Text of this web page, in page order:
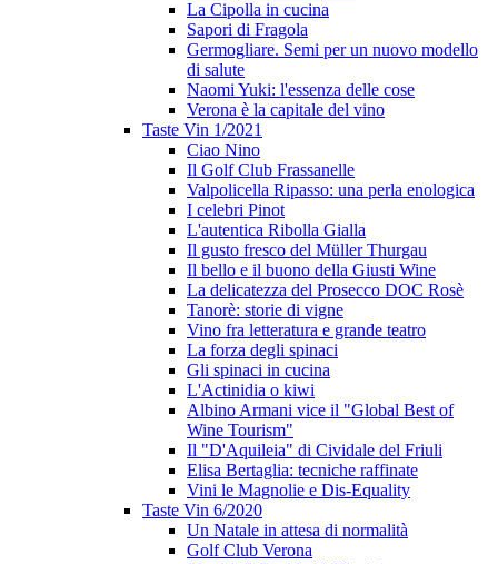
La Cipolla in cucina
Sapori di Fragola
Germogliare. Semi per un nuovo modello
di salute
Naomi Yuki: l'essenza delle cose
Verona è la capitale del vino
Taste Vin 1/2021
Ciao Nino
Il Golf Club Frassanelle
Valpolicella Ripasso: una perla enologica
I celebri Pinot
L'autentica Ribolla Gialla
Il gusto fresco del Müller Thurgau
Il bello e il buono della Giusti Wine
La delicatezza del Prosecco DOC Rosè
Tanorè: storie di vigne
Vino fra letteratura e grande teatro
La forza degli spinaci
Gli spinaci in cucina
L'Actinidia o kiwi
Albino Armani vice il "Global Best of
Wine Tourism"
Il "D'Aquileia" di Cividale del Friuli
Elisa Bertaglia: tecniche raffinate
Vini le Magnolie e Dis-Equality
Taste Vin 6/2020
Un Natale in attesa di normalità
Golf Club Verona